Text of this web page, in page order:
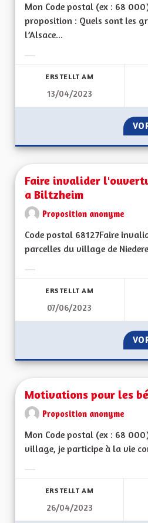
Mon Code postal (ex : 68
proposition : Quels sont les
l’Alsace...
ERSTELLT AM
13/04/2023
Faire invalider
a Biltzheim
Proposition anonyme
Code postal 68127Faire
parcelles du village de
ERSTELLT AM
07/06/2023
Motivations pour les
Proposition anonyme
Mon Code postal (ex : 68
village, je participe à la vie
ERSTELLT AM
26/04/2023